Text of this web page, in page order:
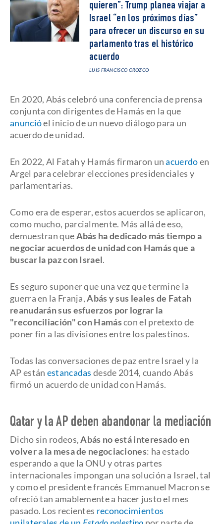
quieren”: Trump planea viajar a
Israel “en los próximos días”
para ofrecer un discurso en su
parlamento tras el histórico
acuerdo
LUIS FRANCISCO OROZCO
En 2020, Abás celebró una conferencia de prensa
conjunta con dirigentes de Hamás en la que
anuncióel inicio de un nuevo diálogo para un
acuerdo de unidad.
En 2022, Al Fatah y Hamás firmaron unacuerdoen
Argel para celebrar elecciones presidenciales y
parlamentarias.
Como era de esperar, estos acuerdos se aplicaron,
como mucho, parcialmente. Más allá de eso,
demuestran queAbás ha dedicado más tiempo a
negociar acuerdos de unidad con Hamás que a
buscar la paz con Israel.
Es seguro suponer que una vez que termine la
guerra en la Franja,Abás y sus leales de Fatah
reanudarán sus esfuerzos por lograr la
"reconciliación" con Hamáscon el pretexto de
poner fin a las divisiones entre los palestinos.
Todas las conversaciones de paz entre Israel y la
AP están estancadas desde 2014, cuando Abás
firmó un acuerdo de unidad con Hamás.
Qatar y la AP deben abandonar la mediación
Dicho sin rodeos,Abás no está interesado en
volver a la mesa de negociaciones: ha estado
esperando a que la ONU y otras partes
internacionales impongan una solución a Israel, tal
y como el presidente francés Emmanuel Macron se
ofreció tan amablemente a hacer justo el mes
pasado. Los recientes reconocimientos